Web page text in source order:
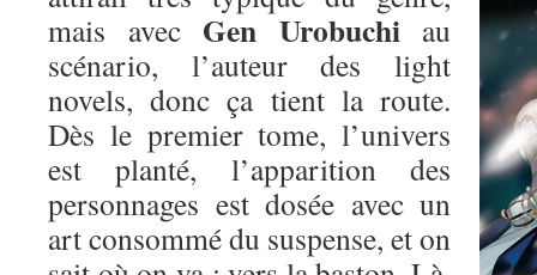
mais avec Gen Urobuchiau
scénario, l’auteur des light
novels, donc ça tient la route.
Dès le premier tome, l’univers
est planté, l’apparition des
personnages est dosée avec un
art consommé du suspense, et on